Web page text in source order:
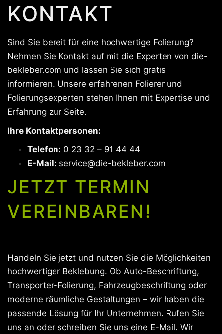
KONTAKT
Sind Sie bereit für eine hochwertige Folierung?
Nehmen Sie Kontakt auf mit die Experten von die-
bekleber.com und lassen Sie sich gratis
informieren. Unsere erfahrenen Folierer und
Folierungsexperten stehen Ihnen mit Expertise und
Erfahrung zur Seite.
Ihre Kontaktpersonen:
Telefon: 0 23 32 – 91 44 44
E-Mail: service@die-bekleber.com
JETZT TERMIN
VEREINBAREN!
Handeln Sie jetzt und nutzen Sie die Möglichkeiten
hochwertiger Beklebung. Ob Auto-Beschriftung,
Transporter-Folierung, Fahrzeugbeschriftung oder
moderne räumliche Gestaltungen – wir haben die
passende Lösung für Ihr Unternehmen. Rufen Sie
uns an oder schreiben Sie uns eine E-Mail. Wir